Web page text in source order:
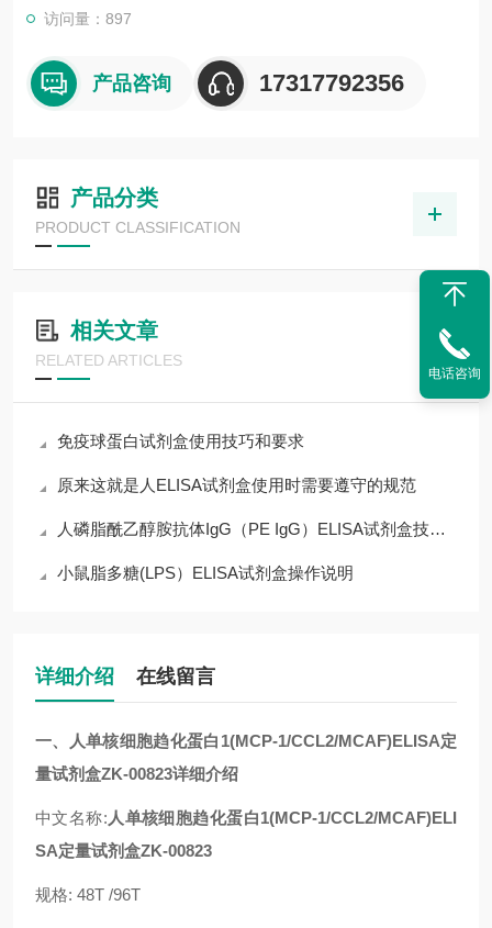
访问量：897
产品咨询 17317792356
产品分类
PRODUCT CLASSIFICATION
相关文章
RELATED ARTICLES
免疫球蛋白试剂盒使用技巧和要求
原来这就是人ELISA试剂盒使用时需要遵守的规范
人磷脂酰乙醇胺抗体IgG（PE IgG）ELISA试剂盒技术指导
小鼠脂多糖(LPS）ELISA试剂盒操作说明
详细介绍 在线留言
一、人单核细胞趋化蛋白1(MCP-1/CCL2/MCAF)ELISA定
量试剂盒ZK-00823详细介绍
中文名称: 人单核细胞趋化蛋白1(MCP-1/CCL2/MCAF)ELI
SA定量试剂盒ZK-00823
规格: 48T /96T
电话咨询